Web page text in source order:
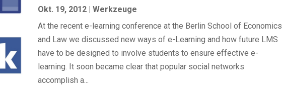
Okt. 19, 2012 |Werkzeuge
At the recent e-learning conference at the Berlin School of Economics
and Law we discussed new ways of e-Learning and how future LMS
have to be designed to involve students to ensure effective e-
learning. It soon became clear that popular social networks
accomplish a...